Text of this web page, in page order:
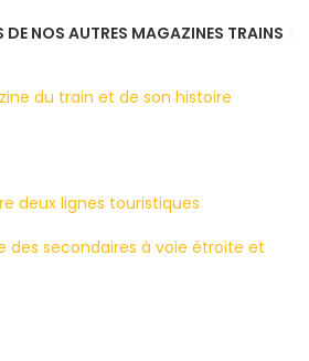
DE NOS AUTRES MAGAZINES TRAINS
du train et de son histoire
deux lignes touristiques
des secondaires à voie étroite et